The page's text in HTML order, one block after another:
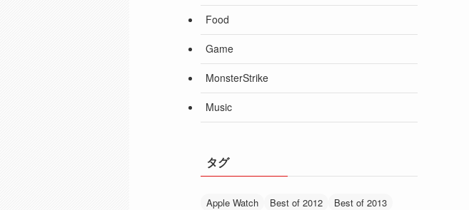
Food
Game
MonsterStrike
Music
タグ
Apple Watch Best of 2012
Best of 2013